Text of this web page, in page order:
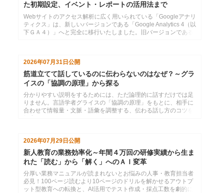
た初期設定、イベント・レポートの活用法まで
Webサイトのアクセス解析に広く用いられている「Googleアナリ
ティクス」は、新しいバージョンである「Google Analytics 4（以
下ＧＡ４）」へと完全に移行いたしました。旧バージョンである
2026年07月31日 公開
筋道立てて話しているのに伝わらないのはなぜ？～グラ
イスの「協調の原理」から探る
分かりやすい説明をするためには、ただ論理的に話すだけでは足
りません。言語学者グライスの「協調の原理」をもとに、相手に
合わせて情報量・文脈・語彙を調整する、伝わる話し方のコツを
2026年07月29日公開
新人教育の業務効率化～年間４万回の研修実績から生ま
れた「読む」から「解く」へのＡＩ変革
分厚い業務マニュアルが読まれないとお悩みの人事・教育担当者
必見！100ページ読むより10ページのドリルを解かせるアウトプ
ット型教育への転換と、AI活用でテスト作成・採点工数を劇的に